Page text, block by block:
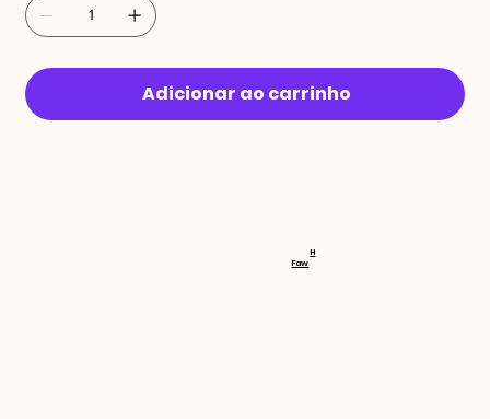
Adicionar ao carrinho
RECEBA
Faw
H